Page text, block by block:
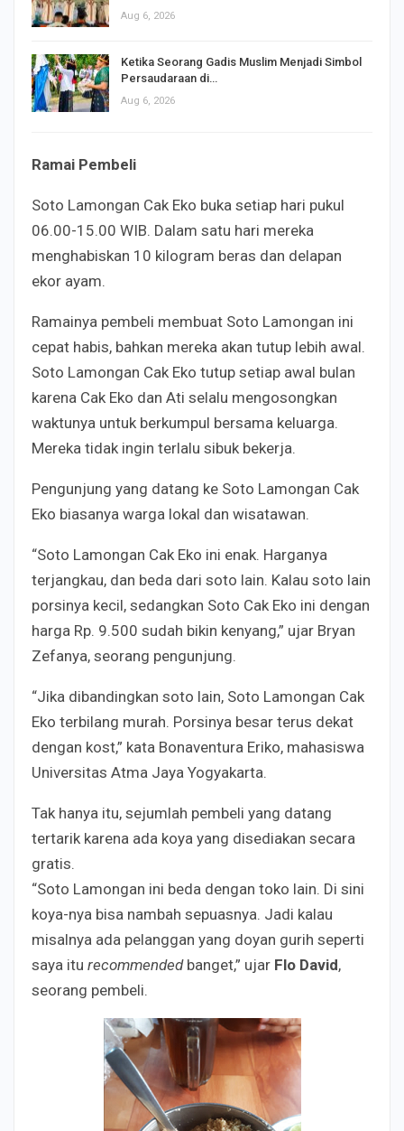
Aug 6, 2026
Ketika Seorang Gadis Muslim Menjadi Simbol
Persaudaraan di…
Aug 6, 2026
Ramai Pembeli
Soto Lamongan Cak Eko buka setiap hari pukul
06.00-15.00 WIB. Dalam satu hari mereka
menghabiskan 10 kilogram beras dan delapan
ekor ayam.
Ramainya pembeli membuat Soto Lamongan ini
cepat habis, bahkan mereka akan tutup lebih awal.
Soto Lamongan Cak Eko tutup setiap awal bulan
karena Cak Eko dan Ati selalu mengosongkan
waktunya untuk berkumpul bersama keluarga.
Mereka tidak ingin terlalu sibuk bekerja.
Pengunjung yang datang ke Soto Lamongan Cak
Eko biasanya warga lokal dan wisatawan.
“Soto Lamongan Cak Eko ini enak. Harganya
terjangkau, dan beda dari soto lain. Kalau soto lain
porsinya kecil, sedangkan Soto Cak Eko ini dengan
harga Rp. 9.500 sudah bikin kenyang,” ujar Bryan
Zefanya, seorang pengunjung.
“Jika dibandingkan soto lain, Soto Lamongan Cak
Eko terbilang murah. Porsinya besar terus dekat
dengan kost,” kata Bonaventura Eriko, mahasiswa
Universitas Atma Jaya Yogyakarta.
Tak hanya itu, sejumlah pembeli yang datang
tertarik karena ada koya yang disediakan secara
gratis.
“Soto Lamongan ini beda dengan toko lain. Di sini
koya-nya bisa nambah sepuasnya. Jadi kalau
misalnya ada pelanggan yang doyan gurih seperti
saya itu recommended banget,” ujar Flo David,
seorang pembeli.